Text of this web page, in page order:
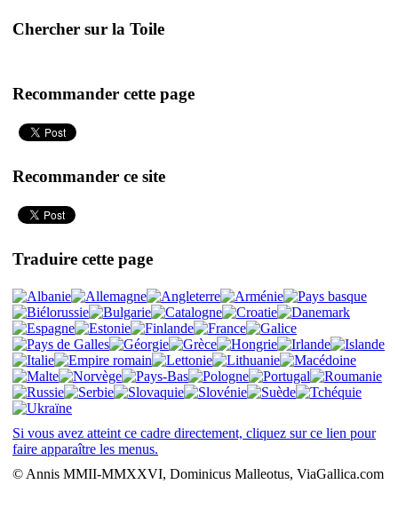
Chercher sur la Toile
Recommander cette page
Recommander ce site
Traduire cette page
Si vous avez atteint ce cadre directement, cliquez sur ce lien pour
faire apparaître les menus.
© Annis MMII-MMXXVI, Dominicus Malleotus, ViaGallica.com